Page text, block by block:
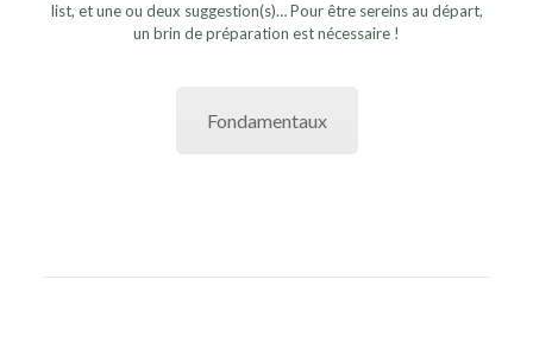
list, et une ou deux suggestion(s)… Pour être sereins au départ,
un brin de préparation est nécessaire !
Fondamentaux